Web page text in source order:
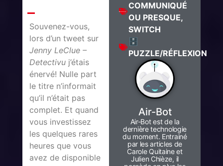
Souvenez-vous,
lors d’un tweet sur
Jenny LeClue –
Detectivu j’étais
énervé! Nulle part
le titre n’informait
qu’il n’était pas
complet. Et quand
vous investissez
les quelques rares
heures que vous
avez de disponible
COMMUNIQUÉ
OU PRESQUE,
SWITCH
🗄️
PUZZLE/RÉFLEXION
Air-Bot
Air-Bot est de la
dernière technologie
du moment. Entrainé
par les articles de
Carole Quitaine et
Julien Chièze, il